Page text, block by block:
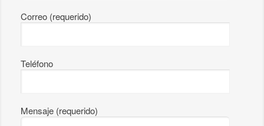
Correo (requerido)
Teléfono
Mensaje (requerido)